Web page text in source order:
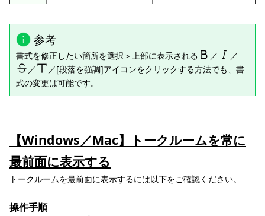
参考
書式を修正したい箇所を選択＞上部に表示される ／
／
／
／[段落を強調]アイコンをクリックする方法でも、書
式の変更は可能です。
【Windows／Mac】トークルームを常に
最前面に表示する
トークルームを最前面に表示するには以下をご確認ください。
操作手順